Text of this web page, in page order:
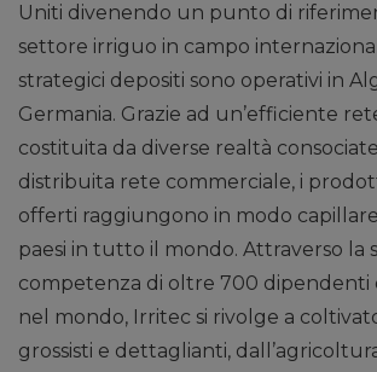
Uniti divenendo un punto di
settore irriguo in campo
strategici depositi sono operativi in
Germania. Grazie ad un’efficiente
costituita da diverse realtà
distribuita rete commerciale, i
offerti raggiungono in modo
paesi in tutto il mondo. Attraverso la
competenza di oltre 700 dipendenti
nel mondo, Irritec si rivolge a
grossisti e dettaglianti,